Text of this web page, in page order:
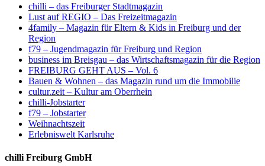
chilli – das Freiburger Stadtmagazin
Lust auf REGIO – Das Freizeitmagazin
4family – Magazin für Eltern & Kids in Freiburg und der
Region
f79 – Jugendmagazin für Freiburg und Region
business im Breisgau – das Wirtschaftsmagazin für die Region
FREIBURG GEHT AUS – Vol. 6
Bauen & Wohnen – das Magazin rund um die Immobilie
cultur.zeit – Kultur am Oberrhein
chilli-Jobstarter
f79 – Jobstarter
Weihnachtszeit
Erlebniswelt Karlsruhe
chilli Freiburg GmbH